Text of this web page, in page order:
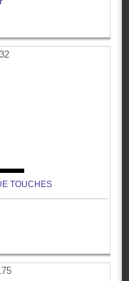
TOUCHES